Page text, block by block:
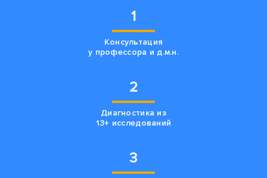
1
Консультация
у профессора и д.м.н.
2
Диагностика из
13+ исследований
3